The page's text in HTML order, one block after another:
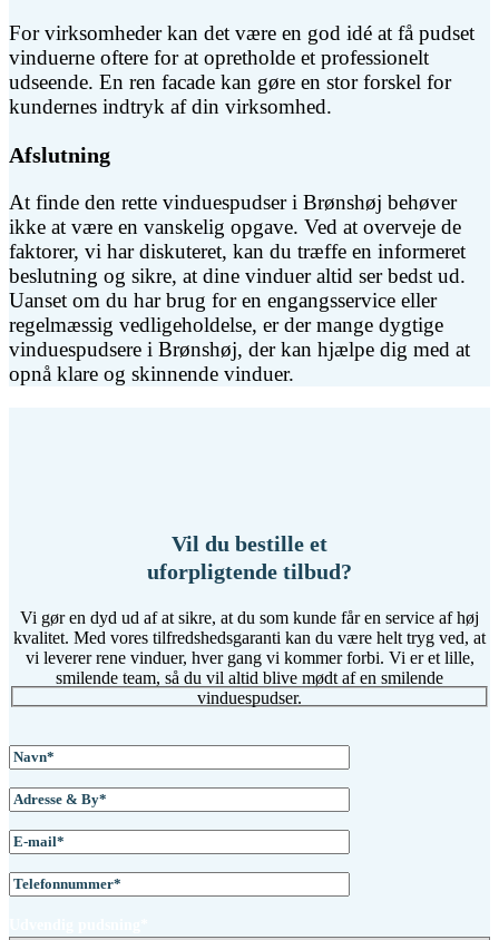
For virksomheder kan det være en god idé at få pudset
vinduerne oftere for at opretholde et professionelt
udseende. En ren facade kan gøre en stor forskel for
kundernes indtryk af din virksomhed.
Afslutning
At finde den rette vinduespudser i Brønshøj behøver
ikke at være en vanskelig opgave. Ved at overveje de
faktorer, vi har diskuteret, kan du træffe en informeret
beslutning og sikre, at dine vinduer altid ser bedst ud.
Uanset om du har brug for en engangsservice eller
regelmæssig vedligeholdelse, er der mange dygtige
vinduespudsere i Brønshøj, der kan hjælpe dig med at
opnå klare og skinnende vinduer.
Vil du bestille et
uforpligtende tilbud?
Vi gør en dyd ud af at sikre, at du som kunde får en service af høj
kvalitet. Med vores tilfredshedsgaranti kan du være helt tryg ved, at
vi leverer rene vinduer, hver gang vi kommer forbi. Vi er et lille,
smilende team, så du vil altid blive mødt af en smilende
vinduespudser.